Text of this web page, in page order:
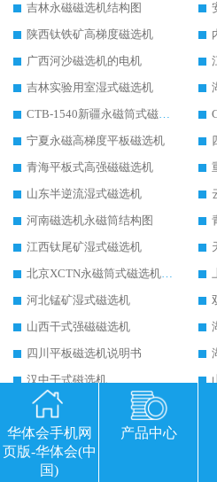
吉林永磁磁选机结构图
陕西钛铁矿高梯度磁选机
广西河沙磁选机的电机
吉林实验用室湿式磁选机
CTB-1540新疆永磁筒式磁选机
宁夏永磁高梯度平板磁选机
青海平板式高强磁磁选机
山东半逆流湿式磁选机
河南磁选机永磁筒结构图
江西钛尾矿湿式磁选机
北京XCTN永磁筒式磁选机磁块位置
河北锰矿湿式磁选机
山西干式强磁磁选机
四川平板磁选机说明书
汉中干式磁选机
广西河沙磁选机
西安干式磁选机厂家
桥西区干式多磁系磁选机
华体会手机网
页版-华体会(中
国)
产品中心